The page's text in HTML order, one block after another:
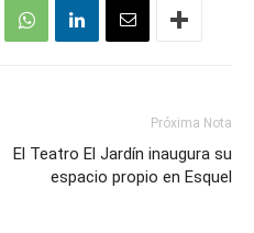
Próxima Nota
El Teatro El Jardín inaugura su
espacio propio en Esquel